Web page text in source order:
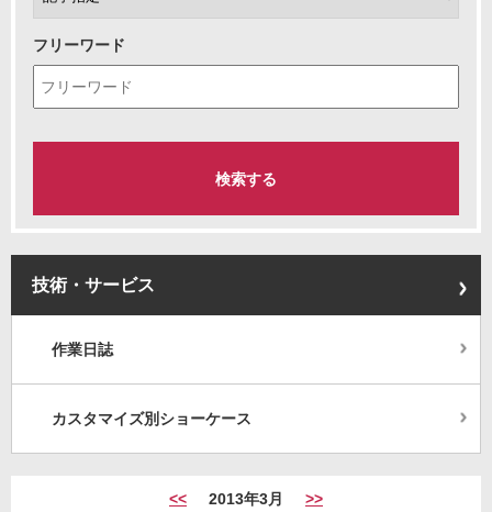
フリーワード
技術・サービス
作業日誌
カスタマイズ別ショーケース
<< 2013年3月 >>